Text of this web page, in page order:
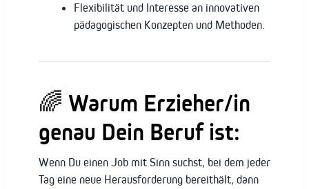
Flexibilität und Interesse an innovativen
pädagogischen Konzepten und Methoden.
🌈 Warum Erzieher/in
genau Dein Beruf ist:
Wenn Du einen Job mit Sinn suchst, bei dem jeder
Tag eine neue Herausforderung bereithält, dann